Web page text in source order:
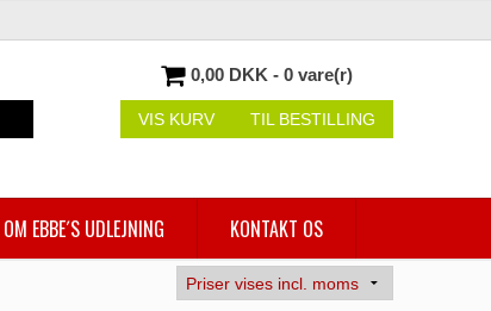
0,00 DKK - 0 vare(r)
VIS KURV TIL BESTILLING
OM EBBE´S UDLEJNING KONTAKT OS